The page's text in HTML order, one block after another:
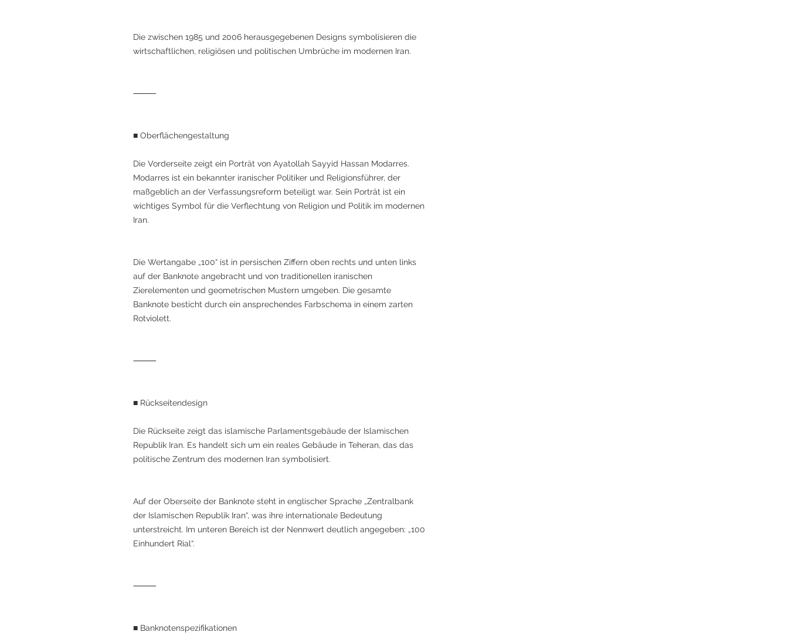
Die zwischen 1985 und 2006 herausgegebenen Designs symbolisieren die
wirtschaftlichen, religiösen und politischen Umbrüche im modernen Iran.
⸻
■ Oberflächengestaltung
Die Vorderseite zeigt ein Porträt von Ayatollah Sayyid Hassan Modarres.
Modarres ist ein bekannter iranischer Politiker und Religionsführer, der
maßgeblich an der Verfassungsreform beteiligt war. Sein Porträt ist ein
wichtiges Symbol für die Verflechtung von Religion und Politik im modernen
Iran.
Die Wertangabe „100“ ist in persischen Ziffern oben rechts und unten links
auf der Banknote angebracht und von traditionellen iranischen
Zierelementen und geometrischen Mustern umgeben. Die gesamte
Banknote besticht durch ein ansprechendes Farbschema in einem zarten
Rotviolett.
⸻
■ Rückseitendesign
Die Rückseite zeigt das islamische Parlamentsgebäude der Islamischen
Republik Iran. Es handelt sich um ein reales Gebäude in Teheran, das das
politische Zentrum des modernen Iran symbolisiert.
Auf der Oberseite der Banknote steht in englischer Sprache „Zentralbank
der Islamischen Republik Iran“, was ihre internationale Bedeutung
unterstreicht. Im unteren Bereich ist der Nennwert deutlich angegeben: „100
Einhundert Rial“.
⸻
■ Banknotenspezifikationen